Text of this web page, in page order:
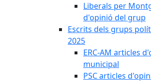
Liberals per
d'opinió del grup
Escrits dels grups
2025
ERC-AM articles
municipal
PSC articles